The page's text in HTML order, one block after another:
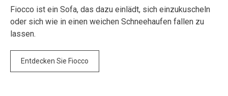
Fiocco ist ein Sofa, das dazu einlädt, sich einzukuscheln
oder sich wie in einen weichen Schneehaufen fallen zu
lassen.
Entdecken Sie Fiocco